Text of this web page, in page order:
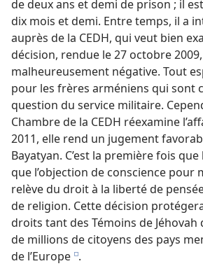
de deux ans et demi de prison ; il
dix mois et demi. Entre temps, il a
auprès de la CEDH, qui veut bien
décision, rendue le 27 octobre
malheureusement négative. Tout
pour les frères arméniens qui sont
question du service militaire.
Chambre de la CEDH réexamine
2011, elle rend un jugement
Bayatyan. C’est la première fois
que l’objection de conscience pour
relève du droit à la liberté de
de religion. Cette décision
droits tant des Témoins de Jéhovah
de millions de citoyens des pays
de l’Europe e.